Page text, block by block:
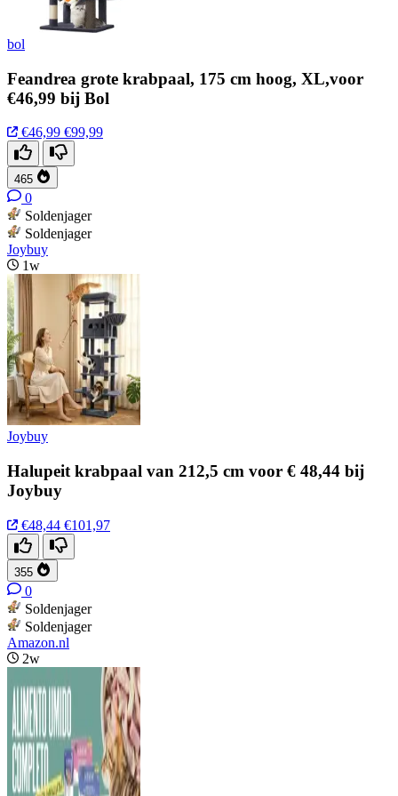
bol
Feandrea grote krabpaal, 175 cm hoog, XL,voor
€46,99 bij Bol
€46,99 €99,99
465
0
Soldenjager
Soldenjager
Joybuy
1w
Joybuy
Halupeit krabpaal van 212,5 cm voor € 48,44 bij
Joybuy
€48,44 €101,97
355
0
Soldenjager
Soldenjager
Amazon.nl
2w